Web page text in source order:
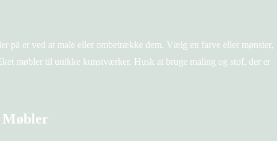
på er ved at male eller ombetrække dem. Vælg en farve eller mønster,
møbler til unikke kunstværker. Husk at bruge maling og stof, der er